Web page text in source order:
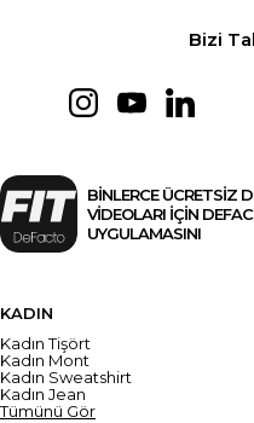
Bizi
BİNLERCE ÜCRETSİZ
VİDEOLARI İÇİN
UYGULAMASINI
KADIN
Kadın Tişört
Kadın Mont
Kadın Sweatshirt
Kadın Jean
Tümünü Gör